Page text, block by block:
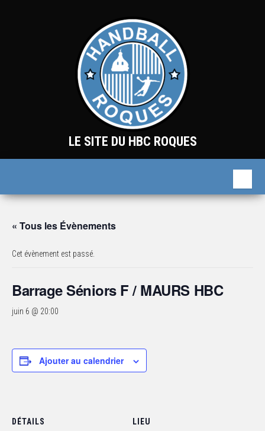
LE SITE DU HBC ROQUES
« Tous les Évènements
Cet évènement est passé.
Barrage Séniors F / MAURS HBC
juin 6 @ 20:00
Ajouter au calendrier
DÉTAILS LIEU